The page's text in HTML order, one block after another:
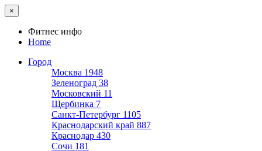
×
Фитнес инфо
Home
Город
Москва 1948
Зеленоград 38
Московский 11
Щербинка 7
Санкт-Петербург 1105
Краснодарский край 887
Краснодар 430
Сочи 181